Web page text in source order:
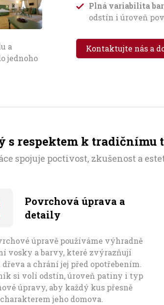
a
jednoho
Plná variabilita
odstín i úroveň
Kontaktujte nás a
respektem k tradičnímu
spojuje poctivost, zkušenost a
Povrchová úprava a
detaily
úpravě používáme výhradně
vosky a barvy, které zvýrazňují
dřeva a chrání jej před opotřebením.
si volí odstín, úroveň patiny i typ
úpravy, aby každý kus přesně
jeho domova.